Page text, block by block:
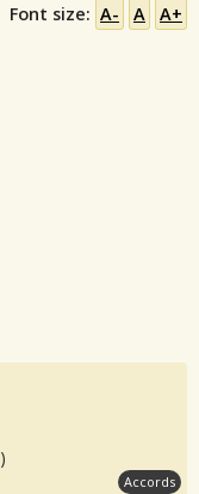
Font size: A- A A+
)
Accords